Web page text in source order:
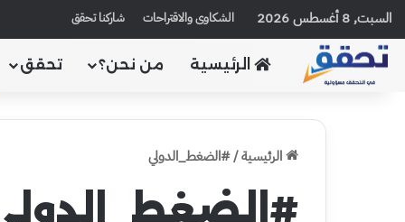
السبت, 8 أغسطس 2026 الشكاوى والاقتراحات شاركنا تحقق
الرئيسية من نحن؟ تحقق
الرئيسية/#الضغط_الدولي